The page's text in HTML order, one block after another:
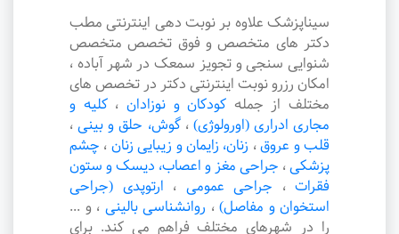
سیناپزشک علاوه بر نوبت دهی اینترنتی مطب
دکتر های متخصص و فوق تخصص متخصص
شنوایی سنجی و تجویز سمعک در شهر آباده ،
امکان رزرو نوبت اینترنتی دکتر در تخصص های
مختلف از جمله کودکان و نوزادان ،کلیه و
مجاری ادراری (اورولوژی) ،گوش، حلق و بینی ،
قلب و عروق، زنان، زایمان و زیبایی زنان ، چشم
پزشکی، جراحی مغز و اعصاب، دیسک و ستون
فقرات ، جراحی عمومی ، ارتوپدی (جراحی
استخوان و مفاصل) ، روانشناسی بالینی ، و ...
را در شهرهای مختلف فراهم می کند. برای